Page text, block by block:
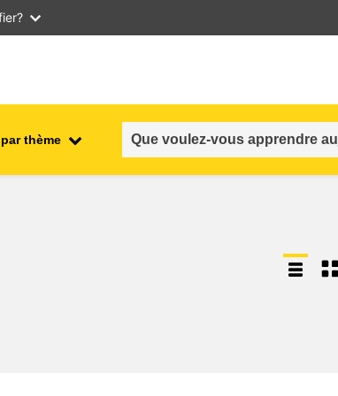
thème
salubrité et sécurité alimentaire